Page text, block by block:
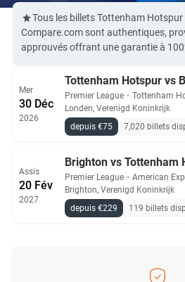
Tous les billets Tottenham
Compare.com sont authentiques,
approuvés offrant une garantie à
Mer
30 Déc
2026
Tottenham Hotspur vs
Premier League ・ Tottenham
Londen, Verenigd Koninkrijk
depuis €75
7,020 billets
Assis
20 Fév
2027
Brighton vs Tottenham
Premier League ・ American
Brighton, Verenigd Koninkrijk
depuis €229
119 billets